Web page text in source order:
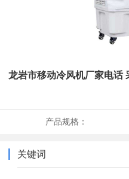
龙岩市移动冷风机厂家电话
产品规格：
关键词